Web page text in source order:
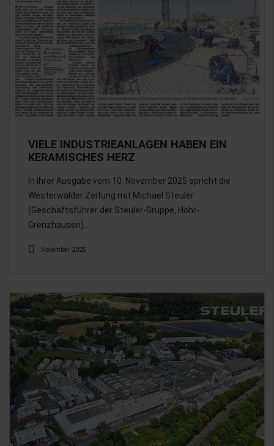
VIELE INDUSTRIEANLAGEN HABEN EIN
KERAMISCHES HERZ
In ihrer Ausgabe vom 10. November 2025 spricht die
Westerwälder Zeitung mit Michael Steuler
(Geschäftsführer der Steuler-Gruppe, Höhr-
Grenzhausen)…
November 2025